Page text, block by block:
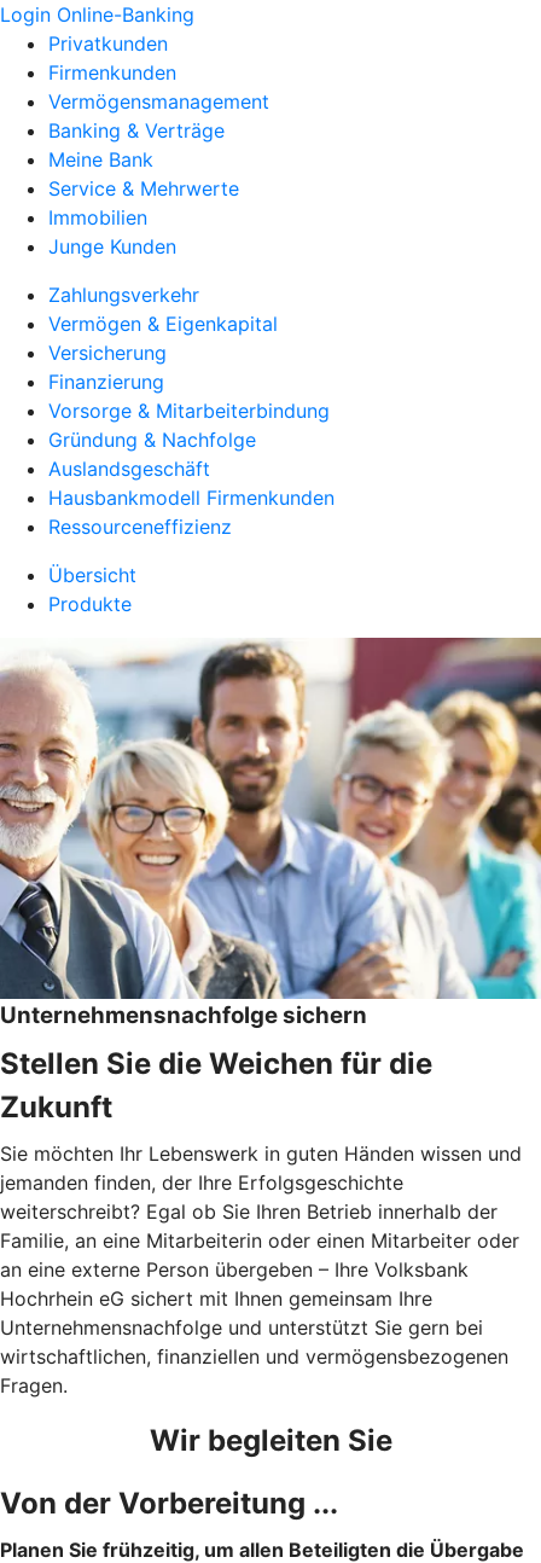
Login Online-Banking
Privatkunden
Firmenkunden
Vermögensmanagement
Banking & Verträge
Meine Bank
Service & Mehrwerte
Immobilien
Junge Kunden
Zahlungsverkehr
Vermögen & Eigenkapital
Versicherung
Finanzierung
Vorsorge & Mitarbeiterbindung
Gründung & Nachfolge
Auslandsgeschäft
Hausbankmodell Firmenkunden
Ressourceneffizienz
Übersicht
Produkte
Unternehmensnachfolge sichern
Stellen Sie die Weichen für die
Zukunft
Sie möchten Ihr Lebenswerk in guten Händen wissen und
jemanden finden, der Ihre Erfolgsgeschichte
weiterschreibt? Egal ob Sie Ihren Betrieb innerhalb der
Familie, an eine Mitarbeiterin oder einen Mitarbeiter oder
an eine externe Person übergeben – Ihre Volksbank
Hochrhein eG sichert mit Ihnen gemeinsam Ihre
Unternehmensnachfolge und unterstützt Sie gern bei
wirtschaftlichen, finanziellen und vermögensbezogenen
Fragen.
Wir begleiten Sie
Von der Vorbereitung ...
Planen Sie frühzeitig, um allen Beteiligten die Übergabe